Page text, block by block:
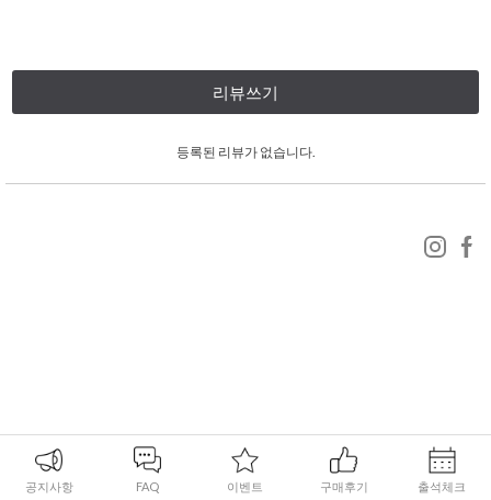
리뷰쓰기
등록된 리뷰가 없습니다.
공지사항 FAQ 이벤트 구매후기 출석체크